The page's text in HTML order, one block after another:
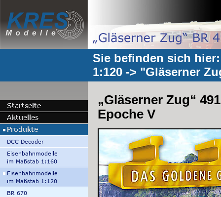
Sie befinden sich
1:120 -> "Gläserner
„Gläserner Zug“
Epoche V